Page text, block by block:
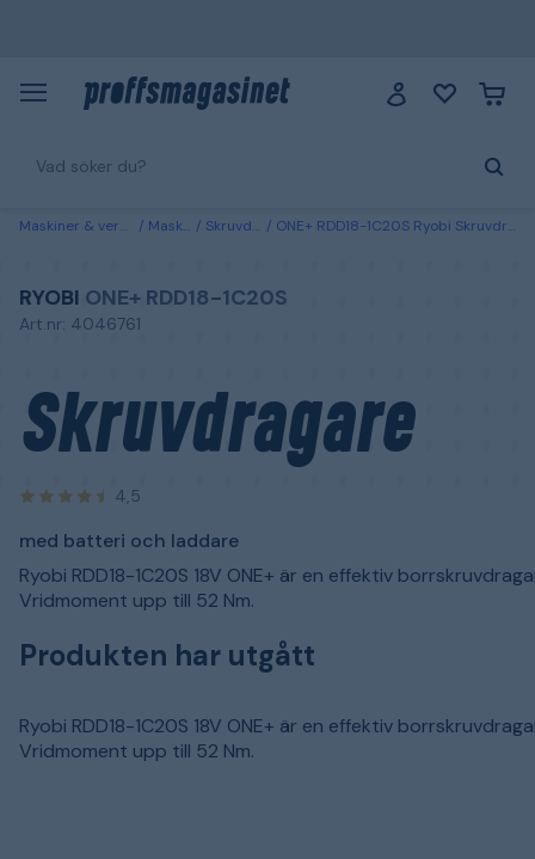
Maskiner & verktyg Maskiner Skruvdragare ONE+ RDD18-1C20S Ryobi Skruvdragare med batteri och laddare
RYOBI ONE+ RDD18-1C20S
Art.nr: 4046761
Skruvdragare
4,5
med batteri och laddare
Ryobi RDD18-1C20S 18V ONE+ är en effektiv
Vridmoment upp till 52 Nm.
Produkten har utgått
Ryobi RDD18-1C20S 18V ONE+ är en effektiv
Vridmoment upp till 52 Nm.